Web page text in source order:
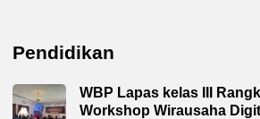
Pendidikan
WBP Lapas kelas III
Workshop Wirausaha